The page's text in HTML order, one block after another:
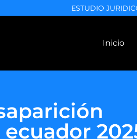
ESTUDIO
Inicio